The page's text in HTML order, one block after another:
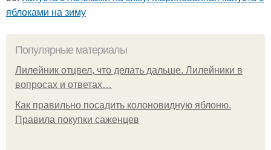
яблоками на зиму
Популярные материалы
Лилейник отцвел, что делать дальше. Лилейники в
вопросах и ответах…
Как правильно посадить колоновидную яблоню.
Правила покупки саженцев